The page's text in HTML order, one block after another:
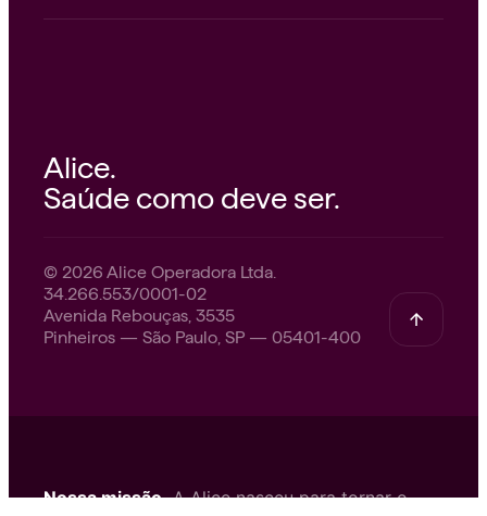
Alice.
Saúde como deve ser.
© 2026 Alice Operadora Ltda.
34.266.553/0001-02
Avenida Rebouças, 3535
Pinheiros — São Paulo, SP — 05401-400
Nossa missão.A Alice nasceu para tornar o